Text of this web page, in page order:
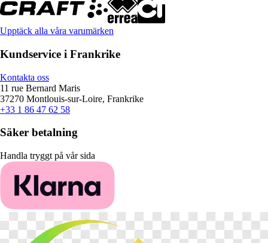
Upptäck alla våra varumärken
Kundservice i Frankrike
Kontakta oss
11 rue Bernard Maris
37270 Montlouis-sur-Loire, Frankrike
+33 1 86 47 62 58
Säker betalning
Handla tryggt på vår sida